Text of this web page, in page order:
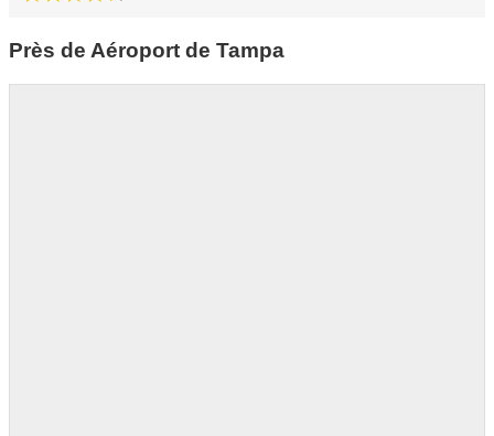
Près de Aéroport de Tampa